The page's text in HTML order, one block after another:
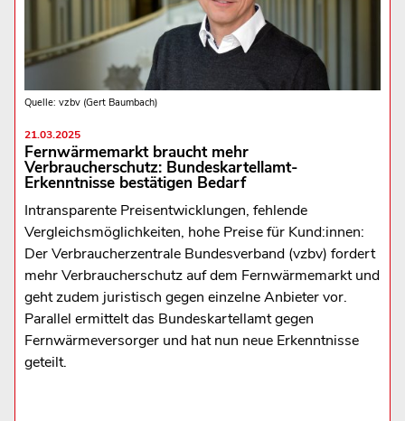
Quelle: vzbv (Gert Baumbach)
21.03.2025
Fernwärmemarkt braucht mehr
Verbraucherschutz: Bundeskartellamt-
Erkenntnisse bestätigen Bedarf
Intransparente Preisentwicklungen, fehlende
Vergleichsmöglichkeiten, hohe Preise für Kund:innen:
Der Verbraucherzentrale Bundesverband (vzbv) fordert
mehr Verbraucherschutz auf dem Fernwärmemarkt und
geht zudem juristisch gegen einzelne Anbieter vor.
Parallel ermittelt das Bundeskartellamt gegen
Fernwärmeversorger und hat nun neue Erkenntnisse
geteilt.